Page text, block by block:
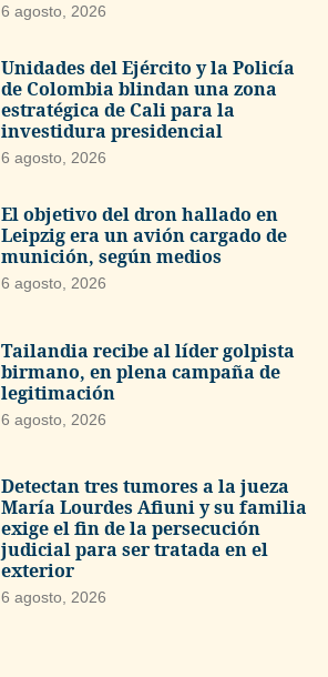
6 agosto, 2026
Unidades del Ejército y la Policía
de Colombia blindan una zona
estratégica de Cali para la
investidura presidencial
6 agosto, 2026
El objetivo del dron hallado en
Leipzig era un avión cargado de
munición, según medios
6 agosto, 2026
Tailandia recibe al líder golpista
birmano, en plena campaña de
legitimación
6 agosto, 2026
Detectan tres tumores a la jueza
María Lourdes Afiuni y su familia
exige el fin de la persecución
judicial para ser tratada en el
exterior
6 agosto, 2026